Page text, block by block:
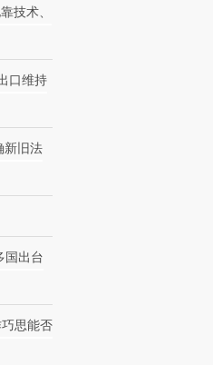
技术、
口维持
新旧法
国出台
思能否